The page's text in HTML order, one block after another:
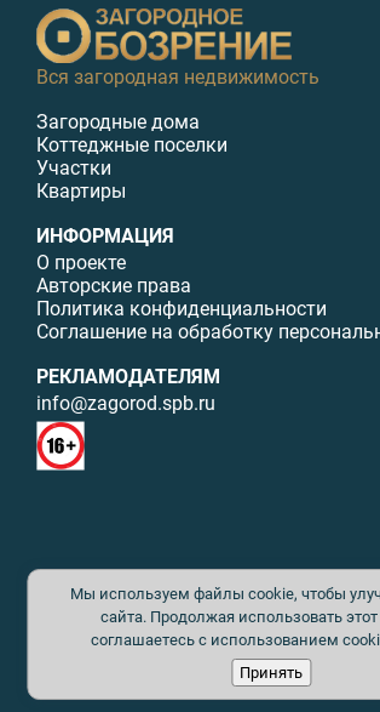
Вся загородная недвижимость
Загородные дома
Коттеджные поселки
Участки
Квартиры
ИНФОРМАЦИЯ
О проекте
Авторские права
Политика конфиденциальности
Соглашение на обработку
РЕКЛАМОДАТЕЛЯМ
info@zagorod.spb.ru
© ИП Малыщева Б.Л. Все права защищены.
данного сайта возможна только с письменного
цитировании ссылка на www.zagorod.spb.ru
несет ответственности за содержание рекламных
рекламируемые товары и услуги имеют необходимые
лицензии. Перепечатка любых материалов без
Мы используем файлы cookie, чтобы
сайта. Продолжая использовать
соглашаетесь с использованием
Принять